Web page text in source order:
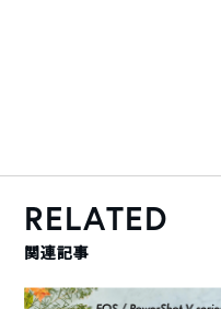
RELATED
関連記事